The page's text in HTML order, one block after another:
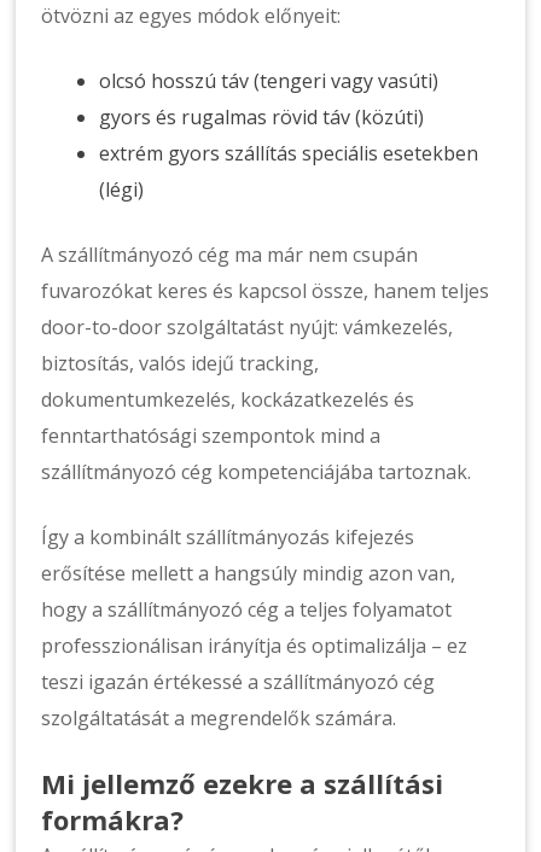
ötvözni az egyes módok előnyeit:
olcsó hosszú táv (tengeri vagy vasúti)
gyors és rugalmas rövid táv (közúti)
extrém gyors szállítás speciális esetekben
(légi)
A szállítmányozó cég ma már nem csupán
fuvarozókat keres és kapcsol össze, hanem teljes
door-to-door szolgáltatást nyújt: vámkezelés,
biztosítás, valós idejű tracking,
dokumentumkezelés, kockázatkezelés és
fenntarthatósági szempontok mind a
szállítmányozó cég kompetenciájába tartoznak.
Így a kombinált szállítmányozás kifejezés
erősítése mellett a hangsúly mindig azon van,
hogy a szállítmányozó cég a teljes folyamatot
professzionálisan irányítja és optimalizálja – ez
teszi igazán értékessé a szállítmányozó cég
szolgáltatását a megrendelők számára.
Mi jellemző ezekre a szállítási
formákra?